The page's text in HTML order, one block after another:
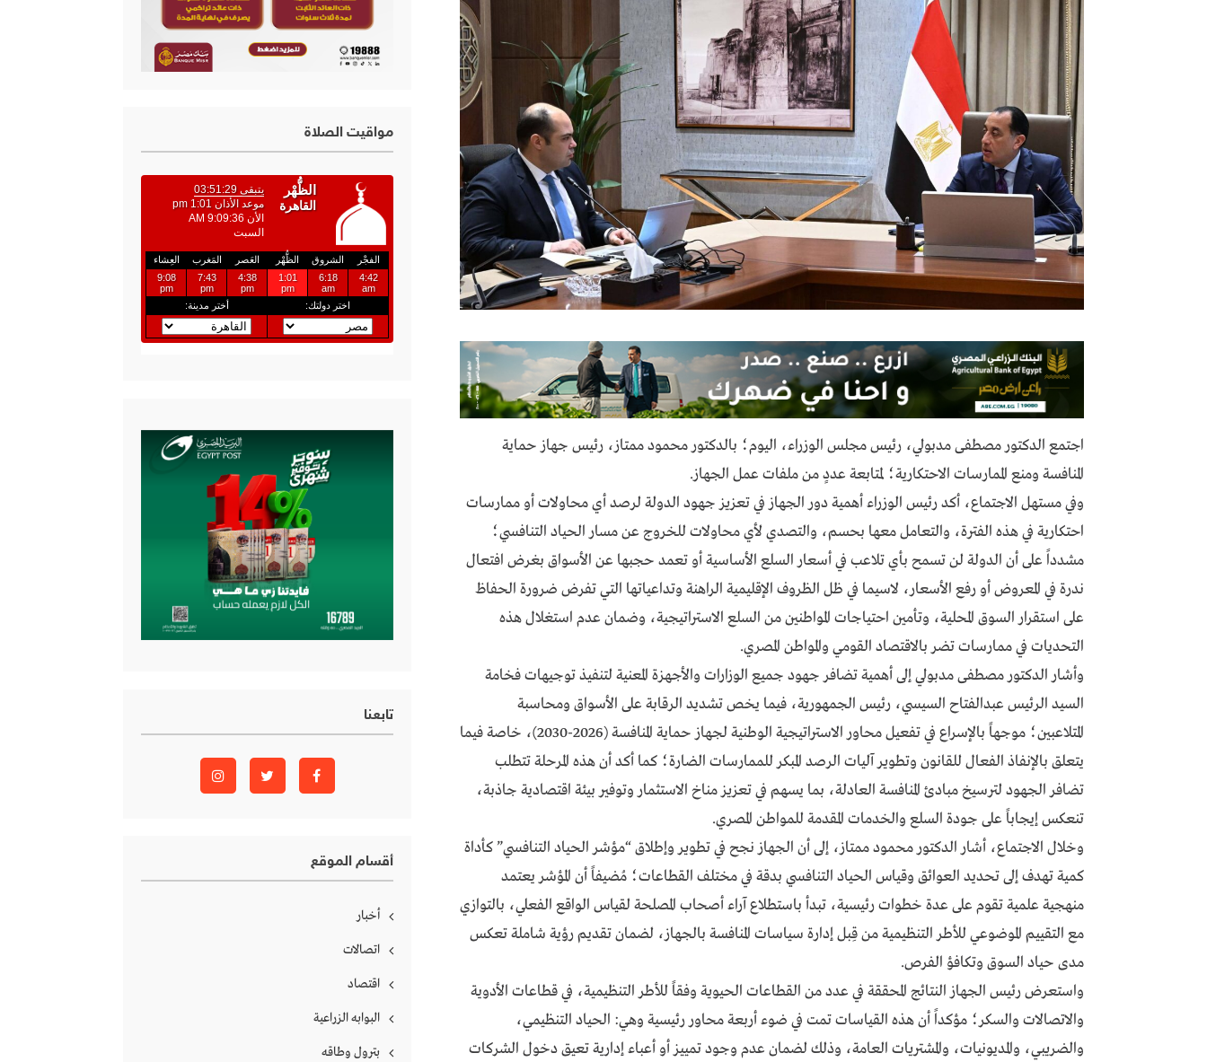
اجتمع الدكتور مصطفى مدبولي، رئيس مجلس الوزراء، اليوم؛ بالدكتور محمود ممتاز، رئيس جهاز حماية
المنافسة ومنع الممارسات الاحتكارية؛ لمتابعة عددٍ من ملفات عمل الجهاز.
وفي مستهل الاجتماع، أكد رئيس الوزراء أهمية دور الجهاز في تعزيز جهود الدولة لرصد أي محاولات أو ممارسات
احتكارية في هذه الفترة، والتعامل معها بحسم، والتصدي لأي محاولات للخروج عن مسار الحياد التنافسي؛
مشدداً على أن الدولة لن تسمح بأي تلاعب في أسعار السلع الأساسية أو تعمد حجبها عن الأسواق بغرض افتعال
ندرة في المعروض أو رفع الأسعار، لاسيما في ظل الظروف الإقليمية الراهنة وتداعياتها التي تفرض ضرورة الحفاظ
على استقرار السوق المحلية، وتأمين احتياجات المواطنين من السلع الاستراتيجية، وضمان عدم استغلال هذه
التحديات في ممارسات تضر بالاقتصاد القومي والمواطن المصري.
وأشار الدكتور مصطفى مدبولي إلى أهمية تضافر جهود جميع الوزارات والأجهزة المعنية لتنفيذ توجيهات فخامة
السيد الرئيس عبدالفتاح السيسي، رئيس الجمهورية، فيما يخص تشديد الرقابة على الأسواق ومحاسبة
المتلاعبين؛ موجهاً بالإسراع في تفعيل محاور الاستراتيجية الوطنية لجهاز حماية المنافسة (2026-2030)، خاصة فيما
يتعلق بالإنفاذ الفعال للقانون وتطوير آليات الرصد المبكر للممارسات الضارة؛ كما أكد أن هذه المرحلة تتطلب
تضافر الجهود لترسيخ مبادئ المنافسة العادلة، بما يسهم في تعزيز مناخ الاستثمار وتوفير بيئة اقتصادية جاذبة،
تنعكس إيجاباً على جودة السلع والخدمات المقدمة للمواطن المصري.
وخلال الاجتماع، أشار الدكتور محمود ممتاز، إلى أن الجهاز نجح في تطوير وإطلاق “مؤشر الحياد التنافسي” كأداة
كمية تهدف إلى تحديد العوائق وقياس الحياد التنافسي بدقة في مختلف القطاعات؛ مُضيفاً أن المؤشر يعتمد
منهجية علمية تقوم على عدة خطوات رئيسية، تبدأ باستطلاع آراء أصحاب المصلحة لقياس الواقع الفعلي، بالتوازي
مع التقييم الموضوعي للأطر التنظيمية من قِبل إدارة سياسات المنافسة بالجهاز، لضمان تقديم رؤية شاملة تعكس
مدى حياد السوق وتكافؤ الفرص.
واستعرض رئيس الجهاز النتائج المحققة في عدد من القطاعات الحيوية وفقاً للأطر التنظيمية، في قطاعات الأدوية
والاتصالات والسكر؛ مؤكداً أن هذه القياسات تمت في ضوء أربعة محاور رئيسية وهي: الحياد التنظيمي،
والضريبي، والمديونيات، والمشتريات العامة، وذلك لضمان عدم وجود تمييز أو أعباء إدارية تعيق دخول الشركات
مواقيت الصلاة
تابعنا
أقسام الموقع
أخبار
اتصالات
اقتصاد
البوابه الزراعية
بترول وطاقه